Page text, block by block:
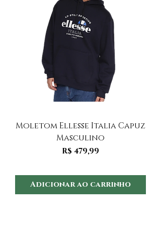
Moletom Ellesse Italia Capuz
Masculino
Preço
R$ 479,99
Adicionar ao carrinho